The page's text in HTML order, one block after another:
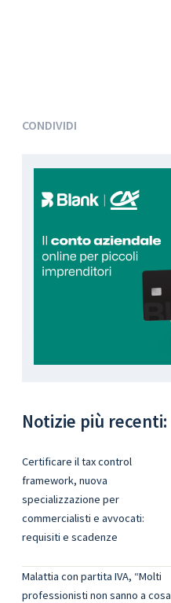
CONDIVIDI
Notizie più recenti:
Certificare il tax control
framework, nuova
specializzazione per
commercialisti e avvocati:
requisiti e scadenze
Malattia con partita IVA, “Molti
professionisti non sanno a cosa